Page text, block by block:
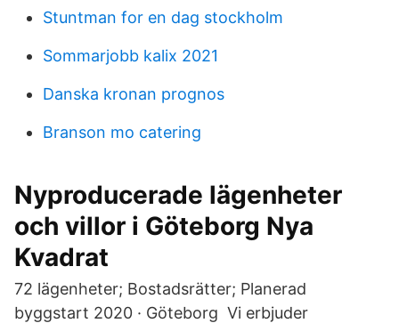
Stuntman for en dag stockholm
Sommarjobb kalix 2021
Danska kronan prognos
Branson mo catering
Nyproducerade lägenheter
och villor i Göteborg Nya
Kvadrat
72 lägenheter; Bostadsrätter; Planerad
byggstart 2020 · Göteborg Vi erbjuder